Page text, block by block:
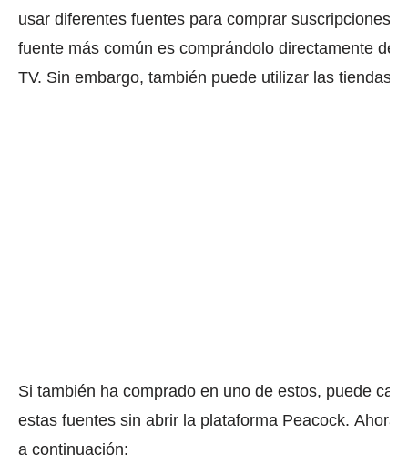
usar diferentes fuentes para comprar suscripciones
fuente más común es comprándolo directamente
TV. Sin embargo, también puede utilizar las tiendas
Si también ha comprado en uno de estos, puede
estas fuentes sin abrir la plataforma Peacock. Ahora
a continuación: